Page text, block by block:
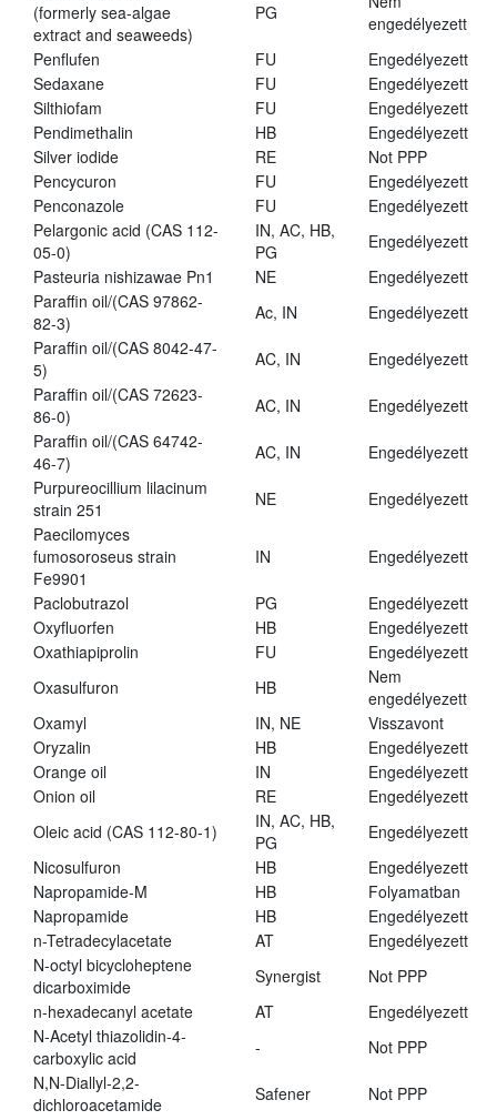
(formerly sea-algae
extract and seaweeds)
PG
engedélyezett
Penflufen
FU
Engedélyezett
Sedaxane
FU
Engedélyezett
Silthiofam
FU
Engedélyezett
Pendimethalin
HB
Engedélyezett
Silver iodide
RE
Not PPP
Pencycuron
FU
Engedélyezett
Penconazole
FU
Engedélyezett
Pelargonic acid (CAS 112-
05-0)
IN, AC, HB,
PG
Engedélyezett
Pasteuria nishizawae Pn1
NE
Engedélyezett
Paraffin oil/(CAS 97862-
82-3)
Ac, IN
Engedélyezett
Paraffin oil/(CAS 8042-47-
5)
AC, IN
Engedélyezett
Paraffin oil/(CAS 72623-
86-0)
AC, IN
Engedélyezett
Paraffin oil/(CAS 64742-
46-7)
AC, IN
Engedélyezett
Purpureocillium lilacinum
strain 251
NE
Engedélyezett
Paecilomyces
fumosoroseus strain
Fe9901
IN Engedélyezett
Paclobutrazol PG
Engedélyezett
Oxyfluorfen
HB
Engedélyezett
Oxathiapiprolin
FU
Engedélyezett
Oxasulfuron
HB
Nem
engedélyezett
Oxamyl
IN, NE
Visszavont
Oryzalin
HB
Engedélyezett
Orange oil
IN
Engedélyezett
Onion oil
RE
Engedélyezett
Oleic acid (CAS 112-80-1)
IN, AC, HB,
PG
Engedélyezett
Nicosulfuron
HB
Engedélyezett
Napropamide-M
HB
Folyamatban
Napropamide
HB
Engedélyezett
n-Tetradecylacetate
AT
Engedélyezett
N-octyl bicycloheptene
dicarboximide
Synergist
Not PPP
n-hexadecanyl acetate
AT
Engedélyezett
N-Acetyl thiazolidin-4-
carboxylic acid
-
Not PPP
N,N-Diallyl-2,2-
dichloroacetamide
Safener
Not PPP